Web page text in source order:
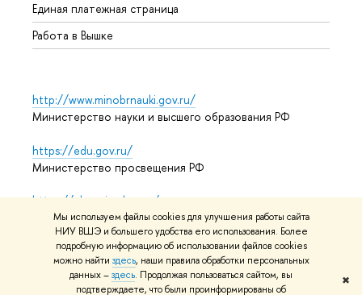
Мы используем файлы cookies для улучшения работы сайта
НИУ ВШЭ и большего удобства его использования. Более
подробную информацию об использовании файлов cookies
можно найти здесь, наши правила обработки персональных
данных –здесь. Продолжая пользоваться сайтом, вы
подтверждаете, что были проинформированы об
✖
Единая платежная страница
Работа в Вышке
http://www.minobrnauki.gov.ru/
Министерство науки и высшего образования РФ
https://edu.gov.ru/
Министерство просвещения РФ
https://elearning.hse.ru/mooc
Массовые открытые онлайн-курсы
© НИУ ВШЭ 1993–2026 Адреса и контактыУсловия
использования материаловПолитика конфиденциальности